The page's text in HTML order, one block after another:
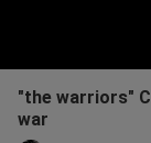
"the warriors"
war